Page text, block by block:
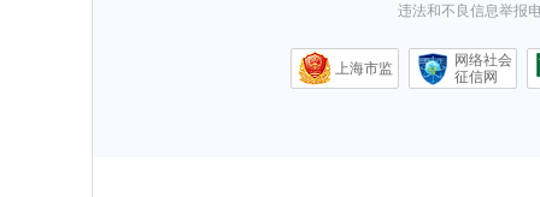
违法和不良信息举报
上海市监
网络社会
征信网